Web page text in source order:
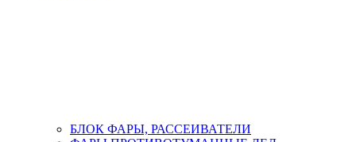
БЛОК ФАРЫ, РАССЕИВАТЕЛИ